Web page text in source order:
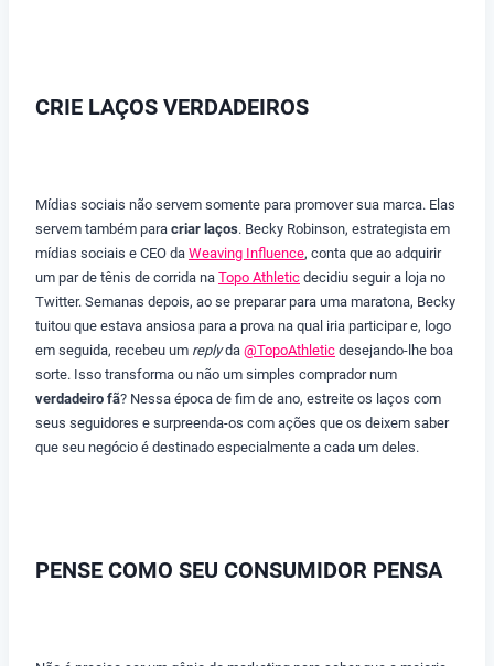
CRIE LAÇOS VERDADEIROS
Mídias sociais não servem somente para promover sua marca. Elas
servem também para criar laços. Becky Robinson, estrategista em
mídias sociais e CEO da Weaving Influence, conta que ao adquirir
um par de tênis de corrida na Topo Athletic decidiu seguir a loja no
Twitter. Semanas depois, ao se preparar para uma maratona, Becky
tuitou que estava ansiosa para a prova na qual iria participar e, logo
em seguida, recebeu um replyda @TopoAthletic desejando-lhe boa
sorte. Isso transforma ou não um simples comprador num
verdadeiro fã? Nessa época de fim de ano, estreite os laços com
seus seguidores e surpreenda-os com ações que os deixem saber
que seu negócio é destinado especialmente a cada um deles.
PENSE COMO SEU CONSUMIDOR PENSA